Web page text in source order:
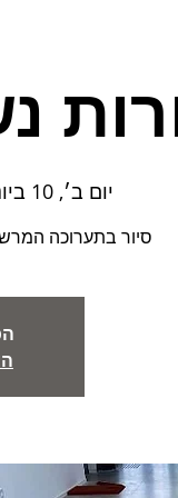
יום ב׳, 10 ביוני
סיור בתערוכה